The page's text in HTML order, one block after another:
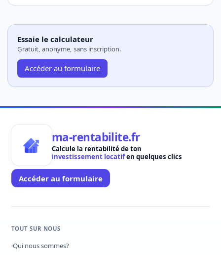
Essaie le calculateur
Gratuit, anonyme, sans inscription.
Accéder au formulaire
ma-rentabilite.fr
Calcule la rentabilité de ton
investissement locatifen quelques clics
Accéder au formulaire
TOUT SUR NOUS
Qui nous sommes?